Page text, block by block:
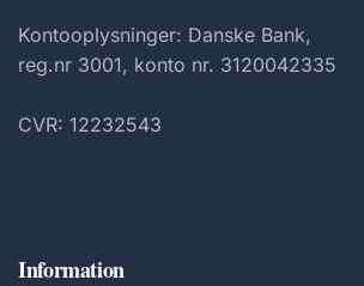
Kontooplysninger: Danske Bank,
reg.nr 3001, konto nr. 3120042335
CVR: 12232543
Information